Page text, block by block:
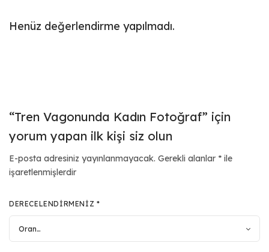
Henüz değerlendirme yapılmadı.
“Tren Vagonunda Kadın Fotoğraf” için
yorum yapan ilk kişi siz olun
E-posta adresiniz yayınlanmayacak. Gerekli alanlar * ile
işaretlenmişlerdir
DERECELENDIRMENIZ *